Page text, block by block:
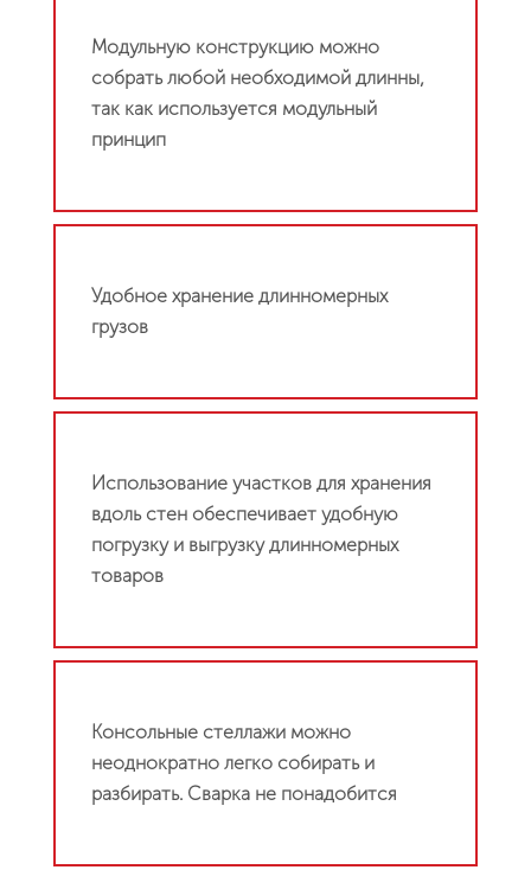
Модульную конструкцию можно
собрать любой необходимой длинны,
так как используется модульный
принцип
Удобное хранение длинномерных
грузов
Использование участков для хранения
вдоль стен обеспечивает удобную
погрузку и выгрузку длинномерных
товаров
Консольные стеллажи можно
неоднократно легко собирать и
разбирать. Сварка не понадобится